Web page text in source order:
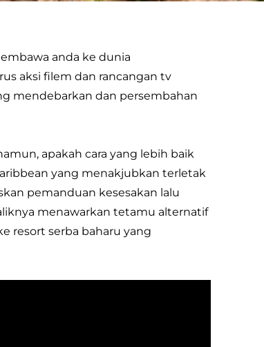
anda ke dunia
aksi filem dan rancangan tv
mendebarkan dan persembahan
apakah cara yang lebih baik
yang menakjubkan terletak
pemanduan kesesakan lalu
menawarkan tetamu alternatif
resort serba baharu yang